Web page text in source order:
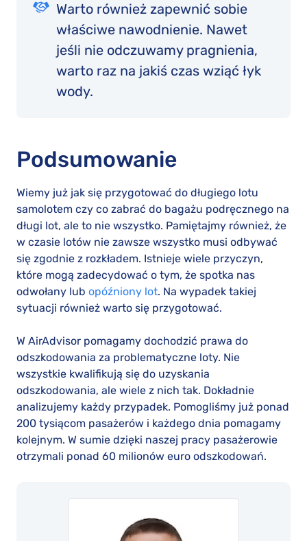
Warto również zapewnić sobie
właściwe nawodnienie. Nawet
jeśli nie odczuwamy pragnienia,
warto raz na jakiś czas wziąć łyk
wody.
Podsumowanie
Wiemy już jak się przygotować do długiego lotu
samolotem czy co zabrać do bagażu podręcznego na
długi lot, ale to nie wszystko. Pamiętajmy również, że
w czasie lotów nie zawsze wszystko musi odbywać
się zgodnie z rozkładem. Istnieje wiele przyczyn,
które mogą zadecydować o tym, że spotka nas
odwołany lub opóźniony lot. Na wypadek takiej
sytuacji również warto się przygotować.
W AirAdvisor pomagamy dochodzić prawa do
odszkodowania za problematyczne loty. Nie
wszystkie kwalifikują się do uzyskania
odszkodowania, ale wiele z nich tak. Dokładnie
analizujemy każdy przypadek. Pomogliśmy już ponad
200 tysiącom pasażerów i każdego dnia pomagamy
kolejnym. W sumie dzięki naszej pracy pasażerowie
otrzymali ponad 60 milionów euro odszkodowań.